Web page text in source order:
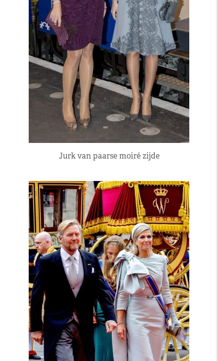
Jurk van paarse moiré zijde